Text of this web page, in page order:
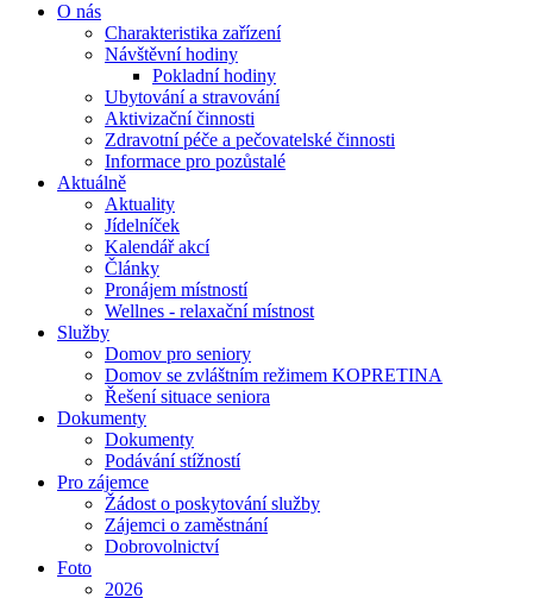
O nás
Charakteristika zařízení
Návštěvní hodiny
Pokladní hodiny
Ubytování a stravování
Aktivizační činnosti
Zdravotní péče a pečovatelské činnosti
Informace pro pozůstalé
Aktuálně
Aktuality
Jídelníček
Kalendář akcí
Články
Pronájem místností
Wellnes - relaxační místnost
Služby
Domov pro seniory
Domov se zvláštním režimem KOPRETINA
Řešení situace seniora
Dokumenty
Dokumenty
Podávání stížností
Pro zájemce
Žádost o poskytování služby
Zájemci o zaměstnání
Dobrovolnictví
Foto
2026